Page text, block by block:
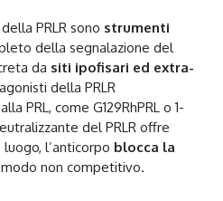
PRLR sono strumenti
della segnalazione del
da siti ipofisari ed extra-
della PRLR
PRL, come G129RhPRL o 1-
del PRLR offre
luogo, l’anticorpo blocca la
modo non competitivo.